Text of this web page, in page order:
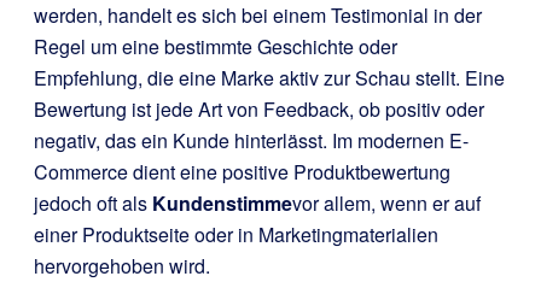
werden, handelt es sich bei einem Testimonial in der
Regel um eine bestimmte Geschichte oder
Empfehlung, die eine Marke aktiv zur Schau stellt. Eine
Bewertung ist jede Art von Feedback, ob positiv oder
negativ, das ein Kunde hinterlässt. Im modernen E-
Commerce dient eine positive Produktbewertung
jedoch oft als Kundenstimmevor allem, wenn er auf
einer Produktseite oder in Marketingmaterialien
hervorgehoben wird.